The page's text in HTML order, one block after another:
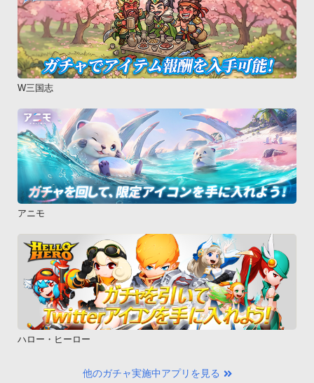
W三国志
アニモ
ハロー・ヒーロー
他のガチャ実施中アプリを見る